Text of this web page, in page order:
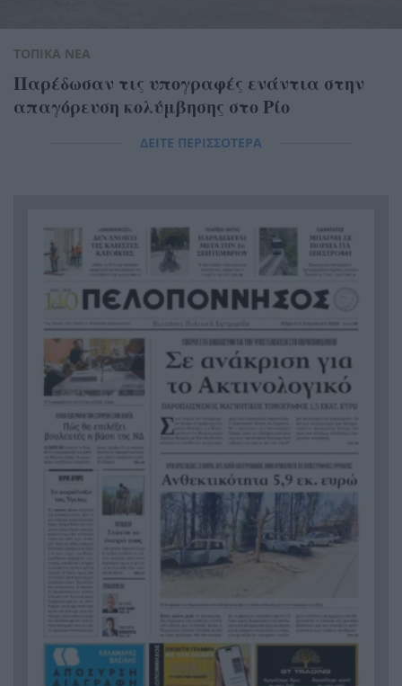
ΤΟΠΙΚΑ ΝΕΑ
Παρέδωσαν τις υπογραφές ενάντια στην
απαγόρευση κολύμβησης στο Ρίο
ΔΕΙΤΕ ΠΕΡΙΣΣΟΤΕΡΑ